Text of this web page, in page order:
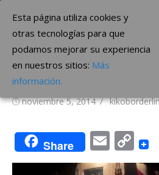
contenido
The Borderline Music
Tool ya trabajan
álbum
Publicada
noviembre 5, 2014 Autor
Share Email
Esta página utiliza cookies y
otras tecnologías para que
podamos mejorar su experiencia
en nuestros sitios: Más
información.